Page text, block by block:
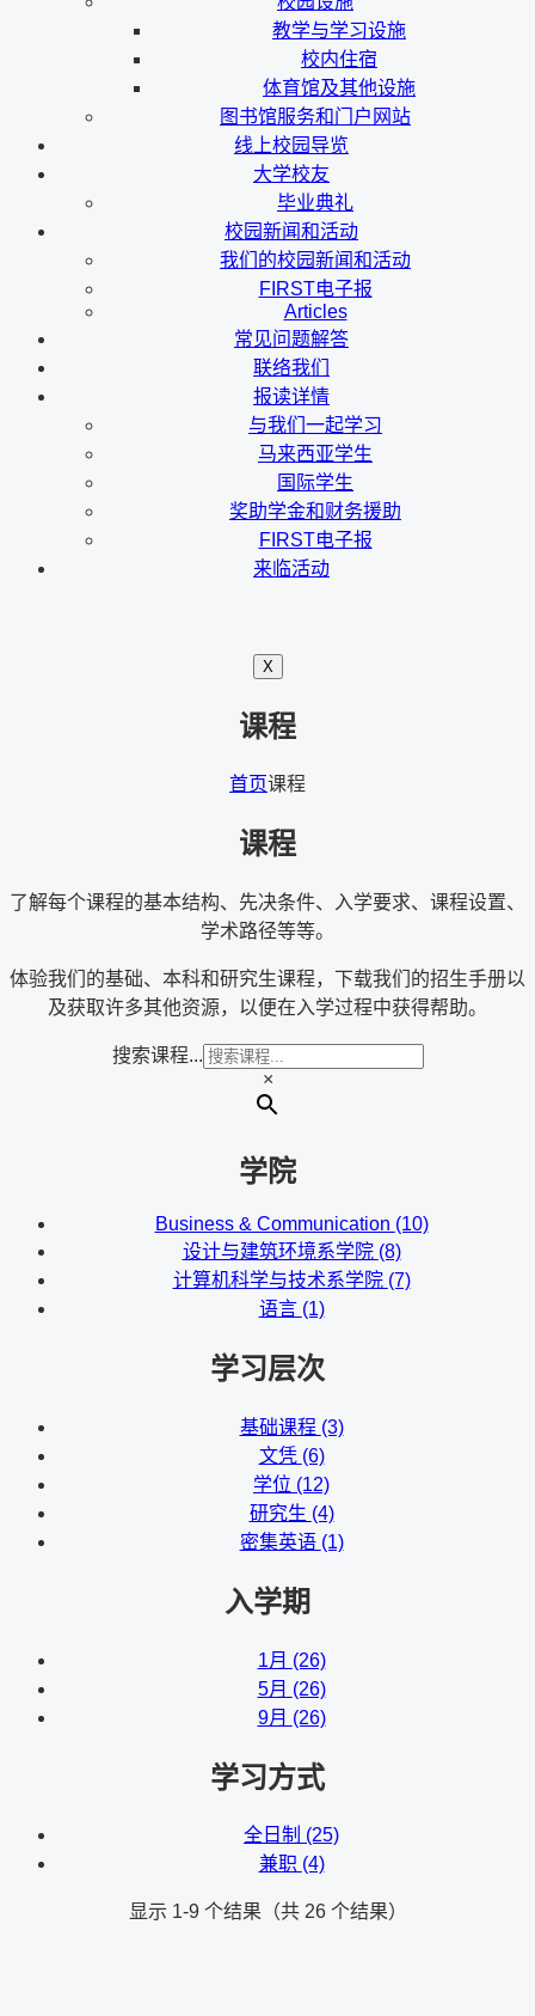
教学与学习设施
校内住宿
体育馆及其他设施
图书馆服务和门户网站
线上校园导览
大学校友
毕业典礼
校园新闻和活动
我们的校园新闻和活动
FIRST电子报
Articles
常见问题解答
联络我们
报读详情
与我们一起学习
马来西亚学生
国际学生
奖助学金和财务援助
FIRST电子报
来临活动
X
课程
首页课程
课程
了解每个课程的基本结构、先决条件、入学要求、课程设置、
学术路径等等。
体验我们的基础、本科和研究生课程，下载我们的招生手册以
及获取许多其他资源，以便在入学过程中获得帮助。
搜索课程...
×
学院
Business & Communication (10)
设计与建筑环境系学院 (8)
计算机科学与技术系学院 (7)
语言 (1)
学习层次
基础课程 (3)
文凭 (6)
学位 (12)
研究生 (4)
密集英语 (1)
入学期
1月 (26)
5月 (26)
9月 (26)
学习方式
全日制 (25)
兼职 (4)
显示 1-9 个结果（共 26 个结果）